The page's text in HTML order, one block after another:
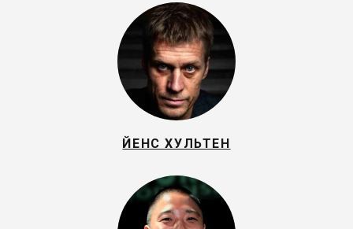
ЙЕНС ХУЛЬТЕН